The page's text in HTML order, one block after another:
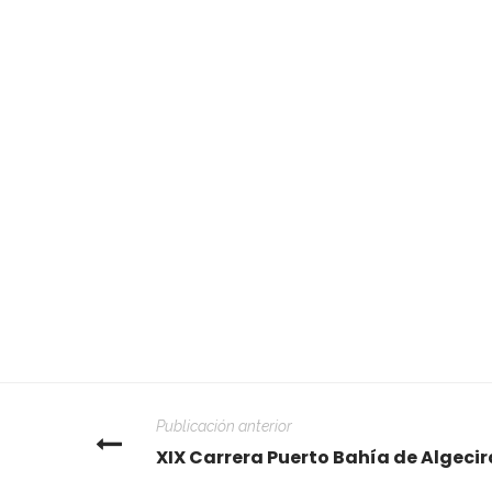
Publicación anterior
XIX Carrera Puerto Bahía de